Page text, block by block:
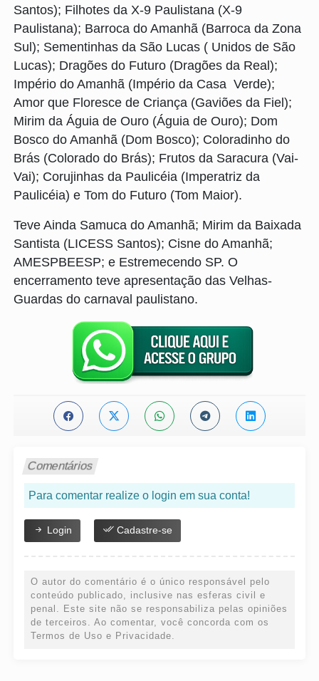
Santos); Filhotes da X-9 Paulistana (X-9
Paulistana); Barroca do Amanhã (Barroca da Zona
Sul); Sementinhas da São Lucas ( Unidos de São
Lucas); Dragões do Futuro (Dragões da Real);
Império do Amanhã (Império da Casa Verde);
Amor que Floresce de Criança (Gaviões da Fiel);
Mirim da Águia de Ouro (Águia de Ouro); Dom
Bosco do Amanhã (Dom Bosco); Coloradinho do
Brás (Colorado do Brás); Frutos da Saracura (Vai-
Vai); Corujinhas da Paulicéia (Imperatriz da
Paulicéia) e Tom do Futuro (Tom Maior).
Teve Ainda Samuca do Amanhã; Mirim da Baixada
Santista (LICESS Santos); Cisne do Amanhã;
AMESPBEESP; e Estremecendo SP. O
encerramento teve apresentação das Velhas-
Guardas do carnaval paulistano.
Comentários
Para comentar realize o login em sua conta!
Login Cadastre-se
O autor do comentário é o único responsável pelo
conteúdo publicado, inclusive nas esferas civil e
penal. Este site não se responsabiliza pelas opiniões
de terceiros. Ao comentar, você concorda com os
Termos de Uso e Privacidade.